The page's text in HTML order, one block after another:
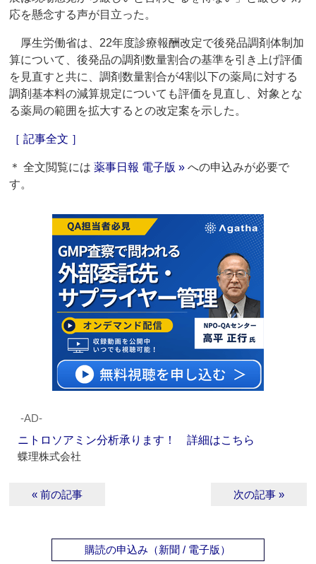
応を懸念する声が目立った。
厚生労働省は、22年度診療報酬改定で後発品調剤体制加
算について、後発品の調剤数量割合の基準を引き上げ評価
を見直すと共に、調剤数量割合が4割以下の薬局に対する
調剤基本料の減算規定についても評価を見直し、対象とな
る薬局の範囲を拡大するとの改定案を示した。
［ 記事全文 ］
＊ 全文閲覧には薬事日報 電子版 » への申込みが必要で
す。
‐AD‐
ニトロソアミン分析承ります！ 詳細はこちら
蝶理株式会社
« 前の記事 次の記事 »
購読の申込み（新聞 / 電子版）